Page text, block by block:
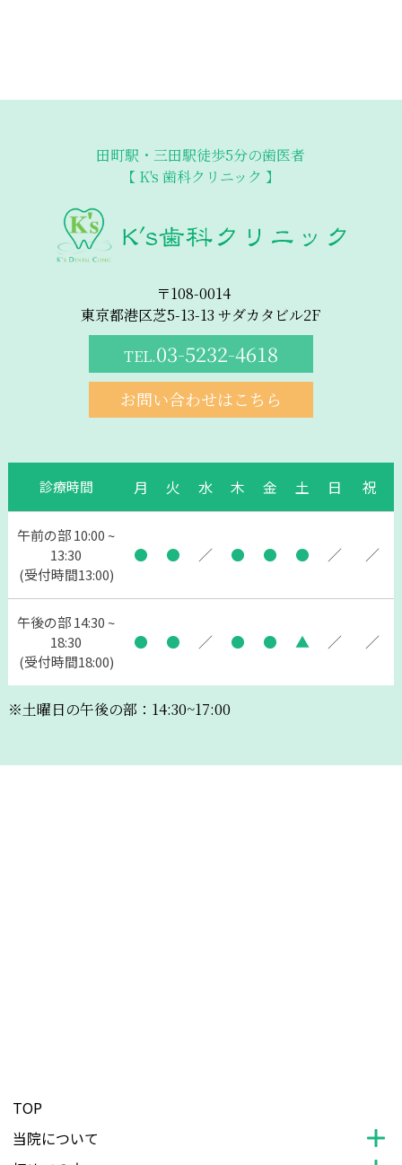
田町駅・三田駅徒歩5分の歯医者
【 K's 歯科クリニック 】
〒108-0014
東京都港区芝5-13-13 サダカタビル2F
TEL.03-5232-4618
お問い合わせはこちら
診療時間 月 火 水 木 金 土 日 祝
午前の部 10:00 ~
13:30
(受付時間13:00)
● ● ／ ● ● ● ／ ／
午後の部 14:30 ~
18:30
(受付時間18:00)
● ● ／ ● ● ▲ ／ ／
※土曜日の午後の部：14:30~17:00
TOP
当院について